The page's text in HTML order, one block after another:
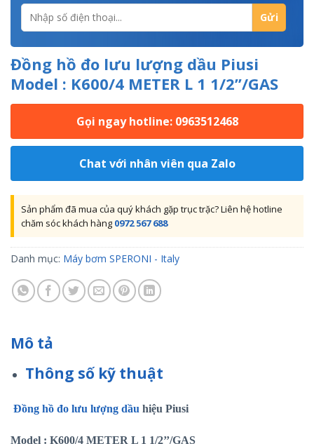
Đồng hồ đo lưu lượng dầu Piusi
Model : K600/4 METER L 1 1/2’’/GAS
Gọi ngay hotline: 0963512468
Chat với nhân viên qua Zalo
Sản phẩm đã mua của quý khách gặp trục trặc? Liên hệ hotline
chăm sóc khách hàng 0972 567 688
Danh mục: Máy bơm SPERONI - Italy
Mô tả
Thông số kỹ thuật
Đồng hồ đo lưu lượng dầu hiệu Piusi
Model : K600/4 METER L 1 1/2’’/GAS